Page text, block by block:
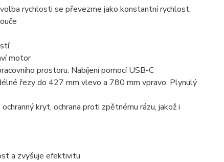
rychlosti se převezme jako konstantní rychlost.
motor
prostoru. Nabíjení pomocí USB-C
řezy do 427 mm vlevo a 780 mm vpravo. Plynulý
kryt, ochrana proti zpětnému rázu, jakož i
a zvyšuje efektivitu